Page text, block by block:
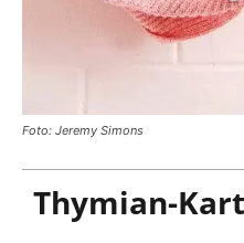
Foto: Jeremy Simons
Thymian-